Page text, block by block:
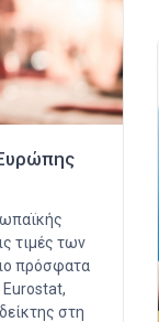
τιμές των
πρόσφατα
Eurostat,
στη